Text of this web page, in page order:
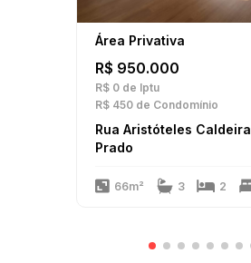
Área Privativa
R$ 950.000
R$ 0 de Iptu
R$ 450 de Condomínio
Rua Aristóteles Caldeira
Prado
66m² 3 2